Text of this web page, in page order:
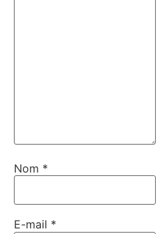
Nom *
E-mail *